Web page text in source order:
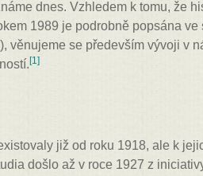
dnes. Vzhledem k tomu, že
1989 je podrobně popsána ve
věnujeme se především vývoji v
[1]
již od roku 1918, ale k
došlo až v roce 1927 z